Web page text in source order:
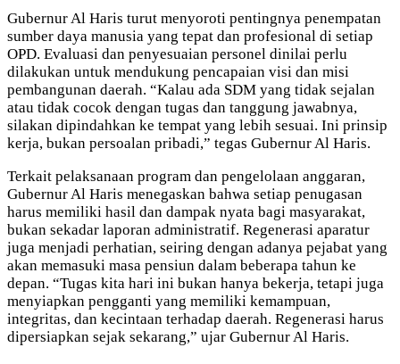
Gubernur Al Haris turut menyoroti pentingnya penempatan
sumber daya manusia yang tepat dan profesional di setiap
OPD. Evaluasi dan penyesuaian personel dinilai perlu
dilakukan untuk mendukung pencapaian visi dan misi
pembangunan daerah. “Kalau ada SDM yang tidak sejalan
atau tidak cocok dengan tugas dan tanggung jawabnya,
silakan dipindahkan ke tempat yang lebih sesuai. Ini prinsip
kerja, bukan persoalan pribadi,” tegas Gubernur Al Haris.
Terkait pelaksanaan program dan pengelolaan anggaran,
Gubernur Al Haris menegaskan bahwa setiap penugasan
harus memiliki hasil dan dampak nyata bagi masyarakat,
bukan sekadar laporan administratif. Regenerasi aparatur
juga menjadi perhatian, seiring dengan adanya pejabat yang
akan memasuki masa pensiun dalam beberapa tahun ke
depan. “Tugas kita hari ini bukan hanya bekerja, tetapi juga
menyiapkan pengganti yang memiliki kemampuan,
integritas, dan kecintaan terhadap daerah. Regenerasi harus
dipersiapkan sejak sekarang,” ujar Gubernur Al Haris.